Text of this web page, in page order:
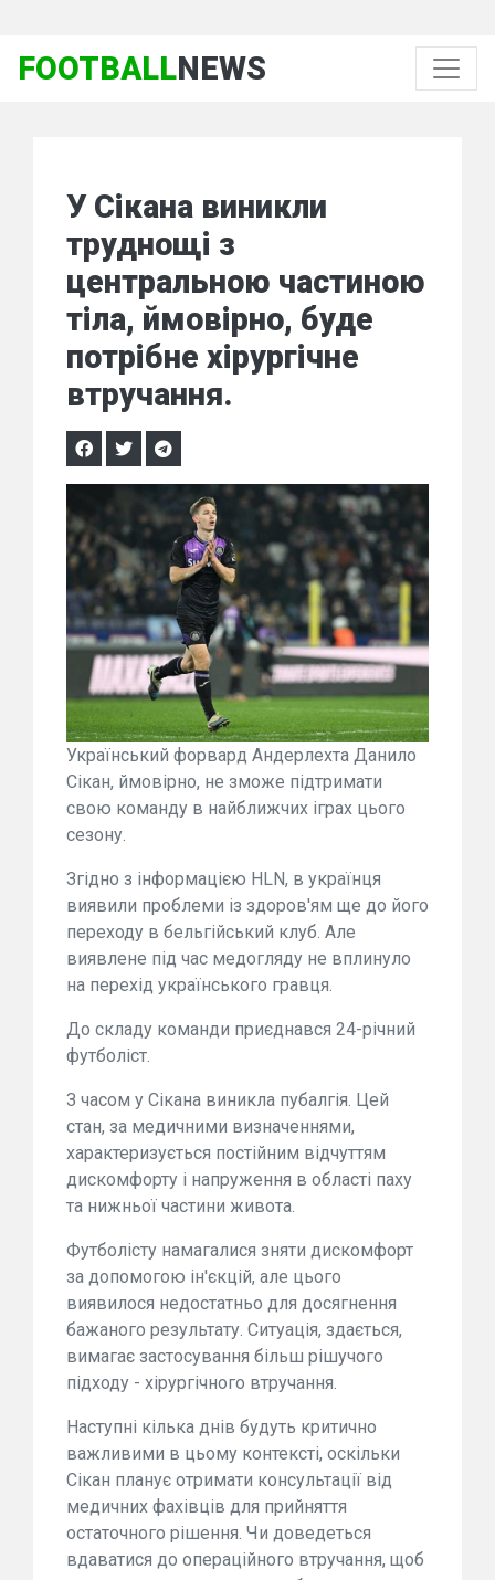
FOOTBALLNEWS
У Сікана виникли
труднощі з
центральною частиною
тіла, ймовірно, буде
потрібне хірургічне
втручання.
Український форвард Андерлехта Данило
Сікан, ймовірно, не зможе підтримати
свою команду в найближчих іграх цього
сезону.
Згідно з інформацією HLN, в українця
виявили проблеми із здоров'ям ще до його
переходу в бельгійський клуб. Але
виявлене під час медогляду не вплинуло
на перехід українського гравця.
До складу команди приєднався 24-річний
футболіст.
З часом у Сікана виникла пубалгія. Цей
стан, за медичними визначеннями,
характеризується постійним відчуттям
дискомфорту і напруження в області паху
та нижньої частини живота.
Футболісту намагалися зняти дискомфорт
за допомогою ін'єкцій, але цього
виявилося недостатньо для досягнення
бажаного результату. Ситуація, здається,
вимагає застосування більш рішучого
підходу - хірургічного втручання.
Наступні кілька днів будуть критично
важливими в цьому контексті, оскільки
Сікан планує отримати консультації від
медичних фахівців для прийняття
остаточного рішення. Чи доведеться
вдаватися до операційного втручання, щоб